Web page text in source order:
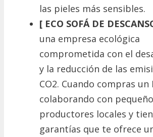
las pieles más sensibles.
[ ECO SOFÁ DE
una empresa ecológica
comprometida con el
y la reducción de las
CO2. Cuando compras un
colaborando con
productores locales y
garantías que te ofrece